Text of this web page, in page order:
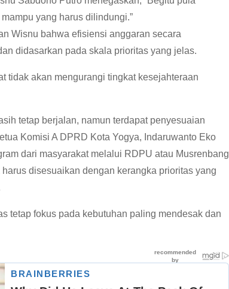
yang harus dilindungi.”
Wisnu bahwa efisiensi anggaran secara
didasarkan pada skala prioritas yang jelas.
tidak akan mengurangi tingkat kesejahteraan
tetap berjalan, namun terdapat penyesuaian
Komisi A DPRD Kota Yogya, Indaruwanto Eko
dari masyarakat melalui RDPU atau Musrenbang
disesuaikan dengan kerangka prioritas yang
tetap fokus pada kebutuhan paling mendesak dan